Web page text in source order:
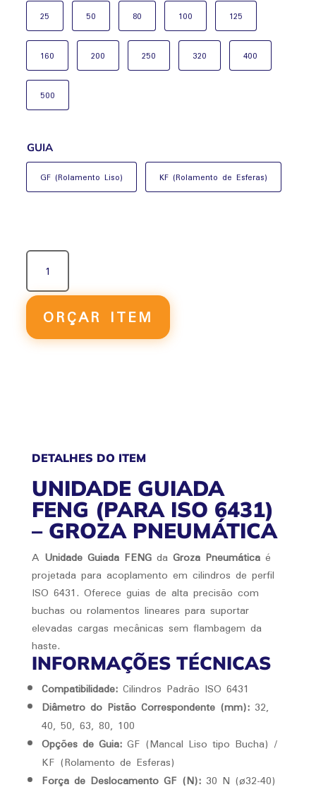
25 50 80 100 125
160 200 250 320 400
500
GUIA
GF (Rolamento Liso) KF (Rolamento de Esferas)
UNIDADE
GUIADA
FENG
(PARA
ISO
6431)
ORÇAR ITEM
DETALHES DO ITEM
UNIDADE GUIADA
FENG (PARA ISO 6431)
– GROZA PNEUMÁTICA
A Unidade Guiada FENGda Groza Pneumáticaé
projetada para acoplamento em cilindros de perfil
ISO 6431. Oferece guias de alta precisão com
buchas ou rolamentos lineares para suportar
elevadas cargas mecânicas sem flambagem da
haste.
INFORMAÇÕES TÉCNICAS
Compatibilidade:Cilindros Padrão ISO 6431
Diâmetro do Pistão Correspondente (mm):32,
40, 50, 63, 80, 100
Opções de Guia:GF (Mancal Liso tipo Bucha) /
KF (Rolamento de Esferas)
Força de Deslocamento GF (N):30 N (ø32-40)